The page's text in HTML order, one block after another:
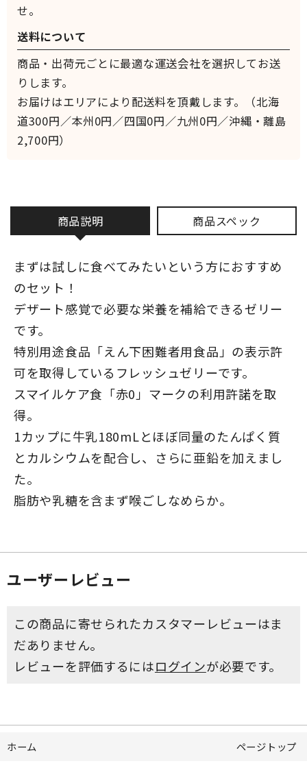
商品説明 商品スペック
まずは試しに食べてみたいという方におすすめ
のセット！
デザート感覚で必要な栄養を補給できるゼリー
です。
特別用途食品「えん下困難者用食品」の表示許
可を取得しているフレッシュゼリーです。
スマイルケア食「赤0」マークの利用許諾を取
得。
1カップに牛乳180mLとほぼ同量のたんぱく質
とカルシウムを配合し、さらに亜鉛を加えまし
た。
脂肪や乳糖を含まず喉ごしなめらか。
せ。
送料について
商品・出荷元ごとに最適な運送会社を選択してお送
りします。
お届けはエリアにより配送料を頂戴します。（北海
道300円／本州0円／四国0円／九州0円／沖縄・離島
2,700円）
ユーザーレビュー
この商品に寄せられたカスタマーレビューはま
だありません。
レビューを評価するにはログインが必要です。
ホーム ページトップ